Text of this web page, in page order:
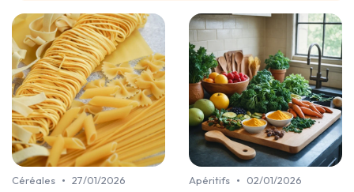
Céréales • 27/01/2026 Apéritifs • 02/01/2026